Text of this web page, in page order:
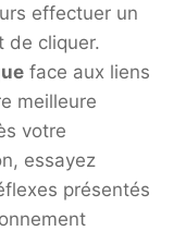
effectuer un
de cliquer.
face aux liens
meilleure
votre
essayez
présentés